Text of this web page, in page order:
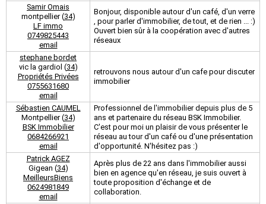
Samir Omais
montpellier (34)
LF immo
0749825443
email
Bonjour, disponible autour d'un café, d'un verre
, pour parler d'immobilier, de tout, et de rien ... :)
Ouvert bien sûr à la coopération avec d'autres
réseaux
stephane bordet
vic la gardiol (34)
Propriétés Privées
0755631680
email
retrouvons nous autour d'un cafe pour discuter
immobilier
Sébastien CAUMEL
Montpellier (34)
BSK Immobilier
0684266921
email
Professionnel de l'immobilier depuis plus de 5
ans et partenaire du réseau BSK Immobilier.
C'est pour moi un plaisir de vous présenter le
réseau au tour d'un café ou d'une présentation
d'opportunité. N'hésitez pas :)
Patrick AGEZ
Gigean (34)
MeilleursBiens
0624981849
email
Après plus de 22 ans dans l'immobilier aussi
bien en agence qu'en réseau, je suis ouvert à
toute proposition d'échange et de
collaboration.